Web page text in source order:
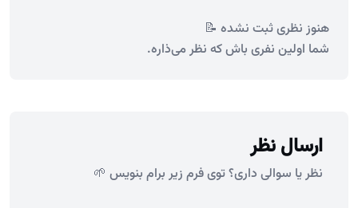
هنوز نظری ثبت نشده 📝
شما اولین نفری باش که نظر می‌ذاره.
ارسال نظر
نظر یا سوالی داری؟ توی فرم زیر برام بنویس 🌱